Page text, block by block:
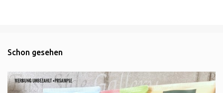
Schon gesehen